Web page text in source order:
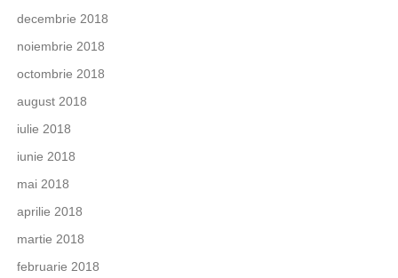
decembrie 2018
noiembrie 2018
octombrie 2018
august 2018
iulie 2018
iunie 2018
mai 2018
aprilie 2018
martie 2018
februarie 2018